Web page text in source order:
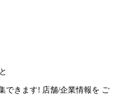
できます! 店舗/企業情報を ご